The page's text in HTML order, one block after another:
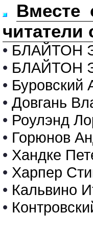
Вместе
читатели
• БЛАЙТОН
• БЛАЙТОН
• Буровский
• Довгань
• Роулэнд
• Горюнов
• Хандке
• Харпер
• Кальвино
•